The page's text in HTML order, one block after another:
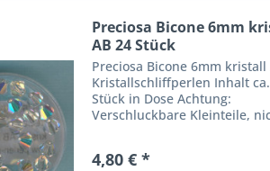
Preciosa Bicone 6mm
AB 24 Stück
Preciosa Bicone 6mm kristall
Kristallschliffperlen Inhalt
Stück in Dose Achtung:
Verschluckbare Kleinteile,
4,80 € *